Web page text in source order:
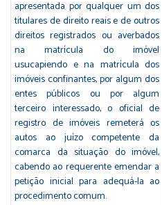
apresentada por qualquer um dos
titulares de direito reais e de outros
direitos registrados ou averbados
na matrícula do imóvel
usucapiendo e na matrícula dos
imóveis confinantes, por algum dos
entes públicos ou por algum
terceiro interessado, o oficial de
registro de imóveis remeterá os
autos ao juízo competente da
comarca da situação do imóvel,
cabendo ao requerente emendar a
petição inicial para adequá-la ao
procedimento comum.